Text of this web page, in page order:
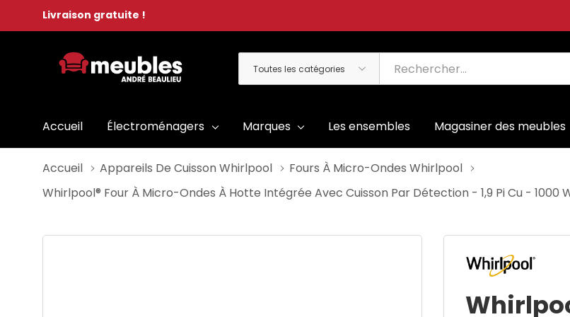
Livraison gratuite !
Toutes
les
Rechercher
Accueil Électroménagers Marques Les ensembles Magasiner des meubles
Accueil Appareils De Cuisson Whirlpool
Fours À Micro-Ondes Whirlpool
Whirlpool® Four À Micro-Ondes À Hotte Intégrée Avec Cuisson Par Détection - 1,9 Pi Cu - 1000